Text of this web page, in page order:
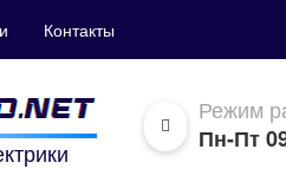
Контакты
Режим
Пн-Пт